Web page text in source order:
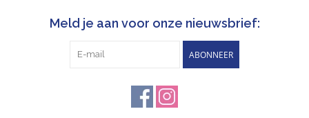
Meld je aan voor onze nieuwsbrief:
ABONNEER